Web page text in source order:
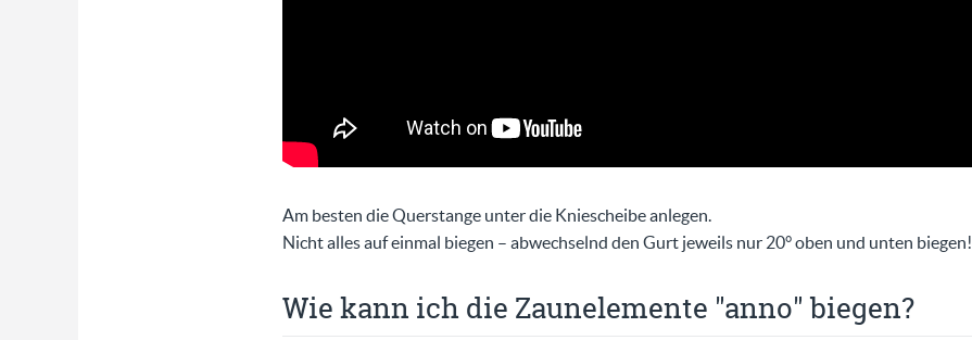
Am besten die Querstange unter die Kniescheibe anlegen.
Nicht alles auf einmal biegen – abwechselnd den Gurt jeweils nur 20° oben und unten biegen!
Wie kann ich die Zaunelemente "anno" biegen?